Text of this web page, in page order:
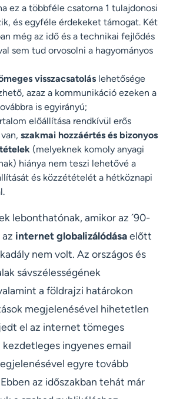
ez a többféle csatorna 1 tulajdonosi
és egyféle érdekeket támogat. Két
még az idő és a technikai fejlődés
sem tud orvosolni a hagyományos
visszacsatolás lehetősége
azaz a kommunikáció ezeken a
is egyirányú;
előállítása rendkívül erős
van,szakmai hozzáértés és bizonyos
(melyeknek komoly anyagi
hiánya nem teszi lehetővé a
és közzétételét a hétköznapi
lebonthatónak, amikor az ´90-
internet globalizálódásaelőtt
nem volt. Az országos és
sávszélességének
a földrajzi határokon
megjelenésével hihetetlen
el az internet tömeges
kezdetleges ingyenes email
egyre tovább
az időszakban tehát már